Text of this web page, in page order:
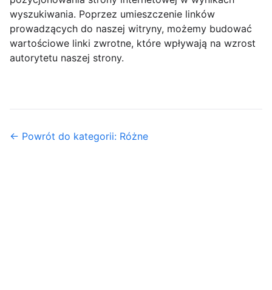
wyszukiwania. Poprzez umieszczenie linków
prowadzących do naszej witryny, możemy budować
wartościowe linki zwrotne, które wpływają na wzrost
autorytetu naszej strony.
← Powrót do kategorii: Różne